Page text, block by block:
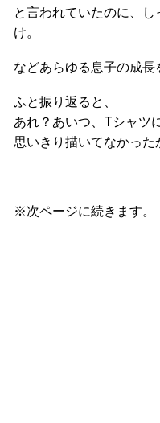
と言われていたのに、
け。
などあらゆる息子の成長
ふと振り返ると、
あれ？あいつ、Tシャツ
思いきり描いてなかった
※次ページに続きます。